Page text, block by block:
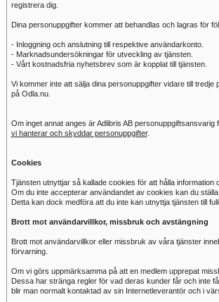
registrera dig.
Dina personuppgifter kommer att behandlas och lagras för
- Inloggning och anslutning till respektive användarkonto.
- Marknadsundersökningar för utveckling av tjänsten.
- Vårt kostnadsfria nyhetsbrev som är kopplat till tjänsten.
Vi kommer inte att sälja dina personuppgifter vidare till
på Odla.nu.
Om inget annat anges är Adlibris AB
vi hanterar och skyddar personuppgifter.
Cookies
Tjänsten utnyttjar så kallade cookies för att hålla
Om du inte accepterar användandet av cookies kan du
Detta kan dock medföra att du inte kan utnyttja tjänsten till
Brott mot användarvillkor, missbruk och avstängning
Brott mot användarvillkor eller missbruk av våra tjänster
förvarning.
Om vi görs uppmärksamma på att en medlem upprepat
Dessa har stränga regler för vad deras kunder får och inte
blir man normalt kontaktad av sin Internetleverantör och i